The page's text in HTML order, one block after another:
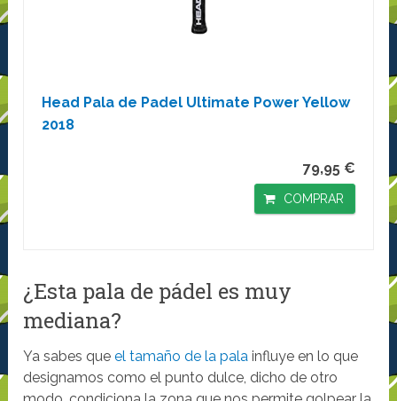
Head Pala de Padel Ultimate Power Yellow
2018
79,95 €
COMPRAR
¿Esta pala de pádel es muy
mediana?
Ya sabes queel tamaño de la pala influye en lo que
designamos como el punto dulce, dicho de otro